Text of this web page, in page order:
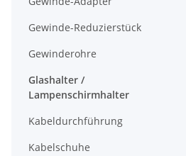
Gewinde-Reduzierstück
Gewinderohre
Glashalter /
Lampenschirmhalter
Kabeldurchführung
Kabelschuhe